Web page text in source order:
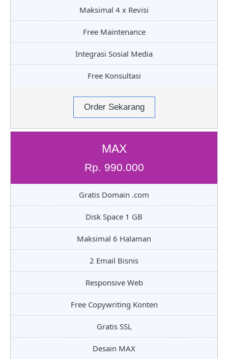
Maksimal 4 x Revisi
Free Maintenance
Integrasi Sosial Media
Free Konsultasi
Order Sekarang
MAX
Rp. 990.000
Gratis Domain .com
Disk Space 1 GB
Maksimal 6 Halaman
2 Email Bisnis
Responsive Web
Free Copywriting Konten
Gratis SSL
Desain MAX